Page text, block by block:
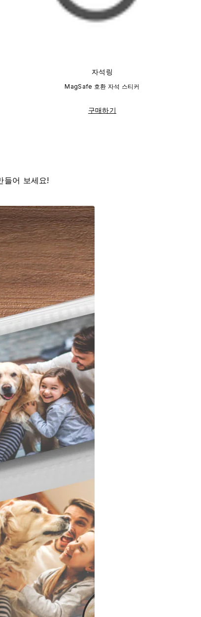
자석링
MagSafe 호환 자석 스티커
구매하기
들어 보세요!